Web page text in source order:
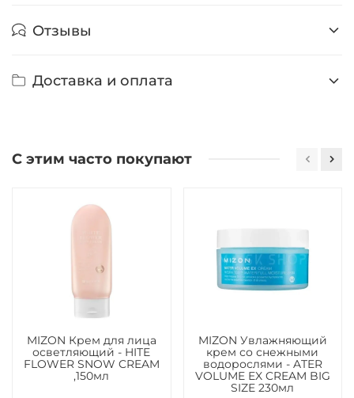
Отзывы
Доставка и оплата
С этим часто покупают
MIZON Крем для лица
осветляющий - HITE
FLOWER SNOW CREAM
,150мл
MIZON Увлажняющий
крем со снежными
водорослями - ATER
VOLUME EX CREAM BIG
SIZE 230мл